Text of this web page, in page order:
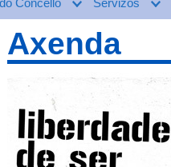
Concello Servizos
Axenda